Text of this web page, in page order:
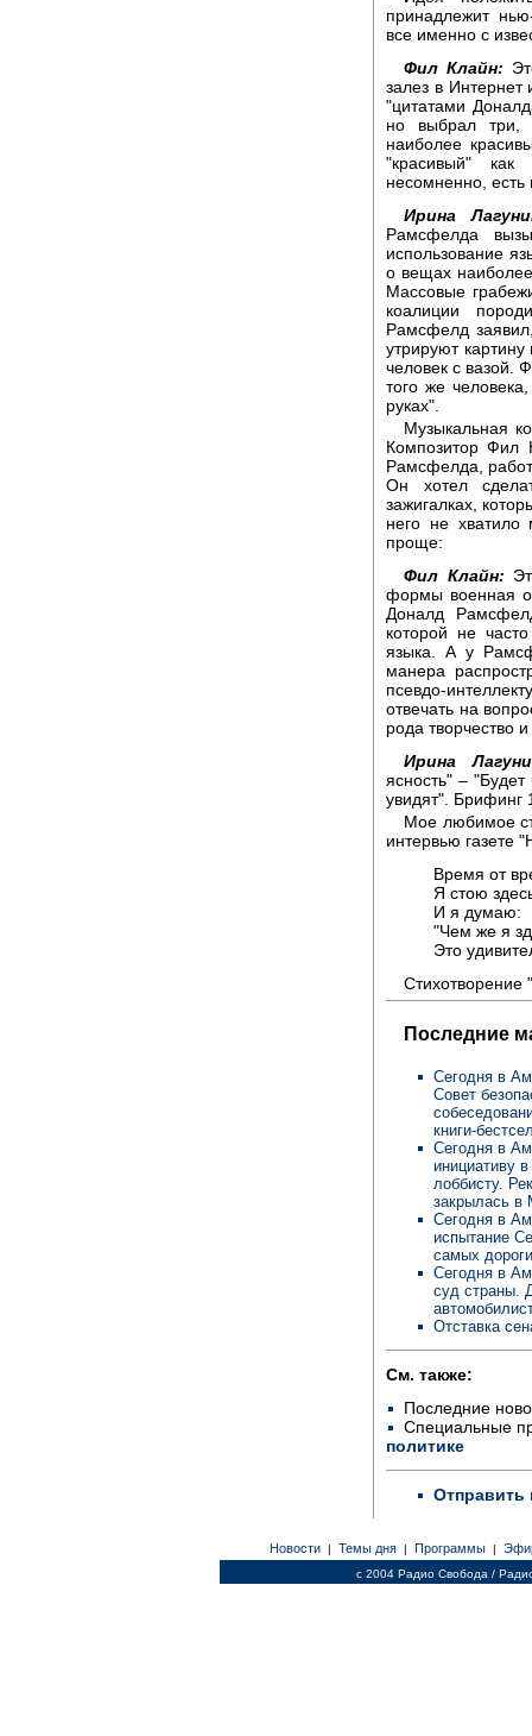
принадлежит
все именно с
Фил Клайн:
залез в
"цитатами
но выбрал три,
наиболее
"красивый"
несомненно, есть
Ирина
Рамсфелда
использование
о вещах
Массовые
коалиции
Рамсфелд
утрируют
человек с вазой.
того же
руках".
Музыкальная
Композитор Фил
Рамсфелда,
Он хотел
зажигалках,
него не
проще:
Фил Клайн:
формы военная
Доналд
которой не
языка. А у
манера
псевдо-
отвечать на
рода творчество
Ирина
ясность" –
увидят". Брифинг
Мое любимое
интервью газете
Время от
Я стою
И я думаю:
"Чем же я
Это
Стихотворение
Последние
Сегодня в
Совет
книги-
Сегодня в
инициативу
лоббисту.
закрылась в
Сегодня в
испытание
самых
Сегодня в
суд страны.
Отставка
См. также:
Последние
Специальные
политике
Отправить
Новости | Темы дня | Программы |
c 2004 Радио Свобода /